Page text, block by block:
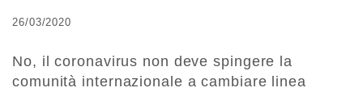
26/03/2020
No, il coronavirus non deve spingere la
comunità internazionale a cambiare linea